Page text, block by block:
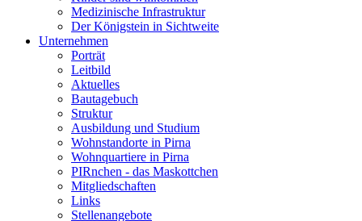
Medizinische Infrastruktur
Der Königstein in Sichtweite
Unternehmen
Porträt
Leitbild
Aktuelles
Bautagebuch
Struktur
Ausbildung und Studium
Wohnstandorte in Pirna
Wohnquartiere in Pirna
PIRnchen - das Maskottchen
Mitgliedschaften
Links
Stellenangebote